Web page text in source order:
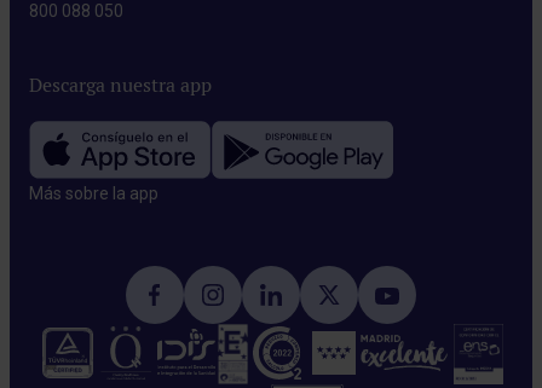
800 088 050
Descarga nuestra app
Más sobre la app​